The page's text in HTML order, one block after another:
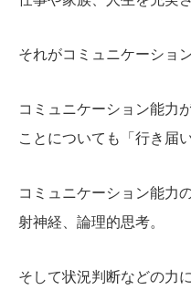
それがコミュニケーショ
コミュニケーション能力
ことについても「行き届
コミュニケーション能力
射神経、論理的思考。
そして状況判断などの力